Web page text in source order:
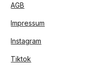
AGB
Impressum
Instagram
Tiktok